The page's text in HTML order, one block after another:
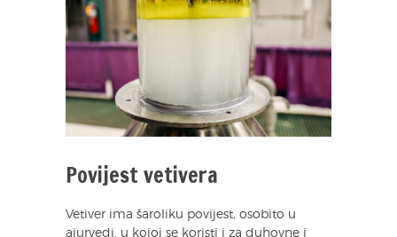
Povijest vetivera
Vetiver ima šaroliku povijest, osobito u
ajurvedi, u kojoj se koristi i za duhovne i